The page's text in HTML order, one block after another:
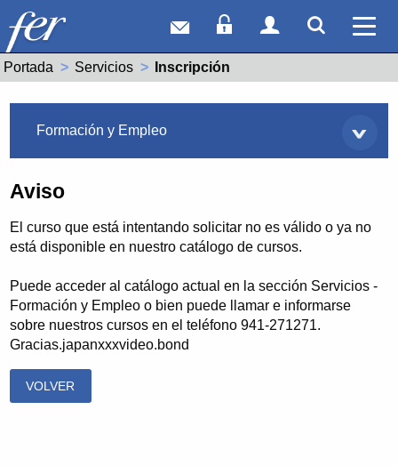
Correo webAcceso Socios
Acceso
Portada Servicios Actual:
Inscripción
Formación y Empleo
Aviso
El curso que está intentando solicitar no es válido o ya no
está disponible en nuestro catálogo de cursos.
Puede acceder al catálogo actual en la sección Servicios -
Formación y Empleo o bien puede llamar e informarse
sobre nuestros cursos en el teléfono 941-271271.
Gracias.japanxxxvideo.bond
VOLVER